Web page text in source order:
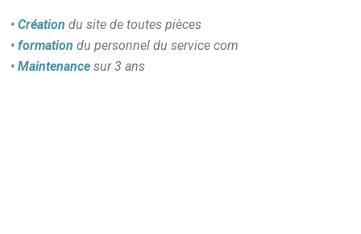
•Création du site de toutes pièces
• formation du personnel du service com
•Maintenancesur 3 ans